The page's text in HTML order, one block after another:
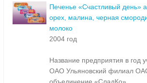
Печенье «Счастливый день»
орех, малина, черная
молоко
2004 год
Название предприятия в год
ОАО Ульяновский филиал